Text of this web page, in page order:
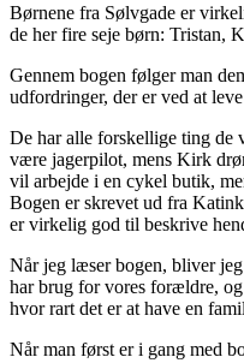
Børnene fra Sølvgade er
de her fire seje børn: Tristan,
Gennem bogen følger man
udfordringer, der er ved at
De har alle forskellige ting de
være jagerpilot, mens Kirk
vil arbejde i en cykel butik,
Bogen er skrevet ud fra
er virkelig god til beskrive
Når jeg læser bogen, bliver
har brug for vores forældre,
hvor rart det er at have en
Når man først er i gang med